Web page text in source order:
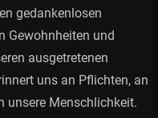
gedankenlosen
Gewohnheiten und
ausgetretenen
uns an Pflichten, an
unsere Menschlichkeit.